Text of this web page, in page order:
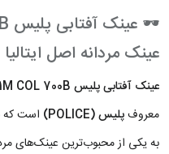
عینک مردانه اصل ایتالیا
عینک آفتابی پلیس POLICE 141M COL 700B
معروفپلیس (POLICE)
است که
به یکی از محبوب‌ترین عینک‌های